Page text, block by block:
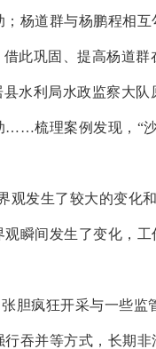
杨道群与杨鹏程相互
此巩固、提高杨道
水利局水政监察大
梳理案例发现，“
观发生了较大的变化
瞬间发生了变化，
胆疯狂开采与一些
吞并等方式，长期